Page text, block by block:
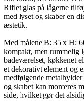
Riflet glas på lågerne
med lyset og skaber en
æstetik.
Med målene B: 35 x H:
kompakt, men rummelig
badeværelset, køkkenet
et dekorativt element og
medfølgende
og skabet kan monteres
side, hvilket gør det